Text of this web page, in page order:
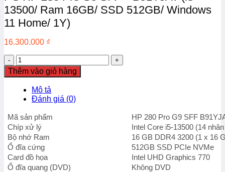
13500/ Ram 16GB/ SSD 512GB/ Windows
11 Home/ 1Y)
16.300.000 ₫
PC
HP
280
-
B91YJAT
(i5-
13500/
Ram
16GB/
SSD
Thêm vào giỏ hàng
Mô tả
Đánh giá (0)
Mã sản phẩm
HP 280 Pro G9 SFF
Chíp xử lý
Intel Core i5-13500 (14
Bộ nhớ Ram
16 GB DDR4 3200 (1 x 16
Ổ đĩa cứng
512GB SSD PCIe NVMe
Card đồ họa
Intel UHD Graphics 770
Ổ đĩa quang (DVD)
Không DVD